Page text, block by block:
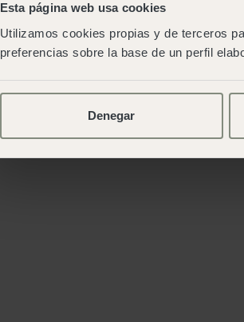
Esta página web usa cookies
Utilizamos cookies propias y de terceros
preferencias sobre la base de un perfil
Denegar